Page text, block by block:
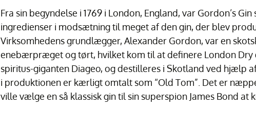
Fra sin begyndelse i 1769 i London, England, var Gordon’s
ingredienser i modsætning til meget af den gin, der blev
Virksomhedens grundlægger, Alexander Gordon, var en
enebærpræget og tørt, hvilket kom til at definere London Dry
spiritus-giganten Diageo, og destilleres i Skotland ved hjælp
i produktionen er kærligt omtalt som “Old Tom”. Det er
ville vælge en så klassisk gin til sin superspion James Bond at